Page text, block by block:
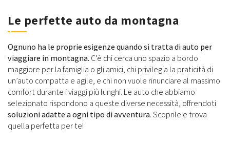
Le perfette auto da montagna
Ognuno ha le proprie esigenze quando si tratta di auto per
viaggiare in montagna. C’è chi cerca uno spazio a bordo
maggiore per la famiglia o gli amici, chi privilegia la praticità di
un’auto compatta e agile, e chi non vuole rinunciare al massimo
comfort durante i viaggi più lunghi. Le auto che abbiamo
selezionato rispondono a queste diverse necessità, offrendoti
soluzioni adatte a ogni tipo di avventura. Scoprile e trova
quella perfetta per te!